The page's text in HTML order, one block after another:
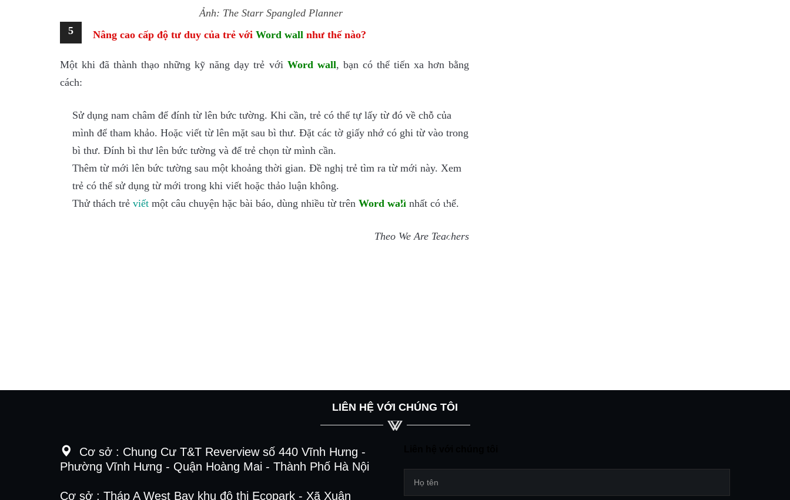
Ảnh: The Starr Spangled Planner
5
Nâng cao cấp độ tư duy của trẻ với Word wall như thế nào?
Một khi đã thành thạo những kỹ năng dạy trẻ với Word wall, bạn có thể tiến xa hơn bằng
cách:
Sử dụng nam châm để đính từ lên bức tường. Khi cần, trẻ có thể tự lấy từ đó về chỗ của
mình để tham khảo. Hoặc viết từ lên mặt sau bì thư. Đặt các tờ giấy nhớ có ghi từ vào trong
bì thư. Đính bì thư lên bức tường và để trẻ chọn từ mình cần.
Thêm từ mới lên bức tường sau một khoảng thời gian. Đề nghị trẻ tìm ra từ mới này. Xem
trẻ có thể sử dụng từ mới trong khi viết hoặc thảo luận không.
Thử thách trẻ viết một câu chuyện hặc bài báo, dùng nhiều từ trên Word wall nhất có thể.
Theo We Are Teachers
LIÊN HỆ VỚI CHÚNG TÔI
Cơ sở : Chung Cư T&T Reverview số 440 Vĩnh Hưng -
Phường Vĩnh Hưng - Quận Hoàng Mai - Thành Phố Hà Nội
Cơ sở : Tháp A West Bay khu đô thị Ecopark - Xã Xuân